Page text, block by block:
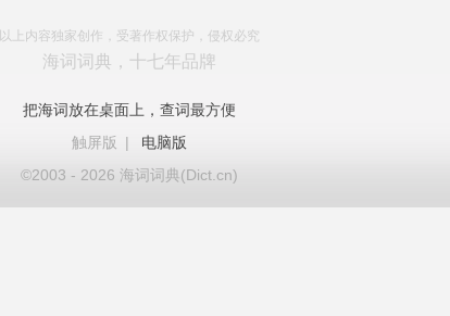
以上内容独家创作，受著作权保护，侵权必究
海词词典，十七年品牌
把海词放在桌面上，查词最方便
触屏版
|
电脑版
©2003 - 2026 海词词典(Dict.cn)